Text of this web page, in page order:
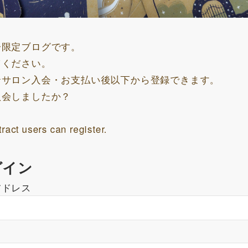
定ブログです。
ださい。
ロン入会・お支払い後以下から登録できます。
しましたか？
users can register.
ン
レス